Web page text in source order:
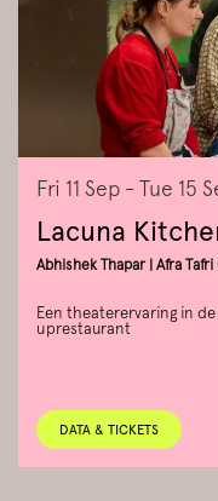
Lacuna
Abhishek Thapar | Afra
Een theaterervaring in
uprestaurant
Fri 11 Sep - Tue 15
DATA & TICKETS